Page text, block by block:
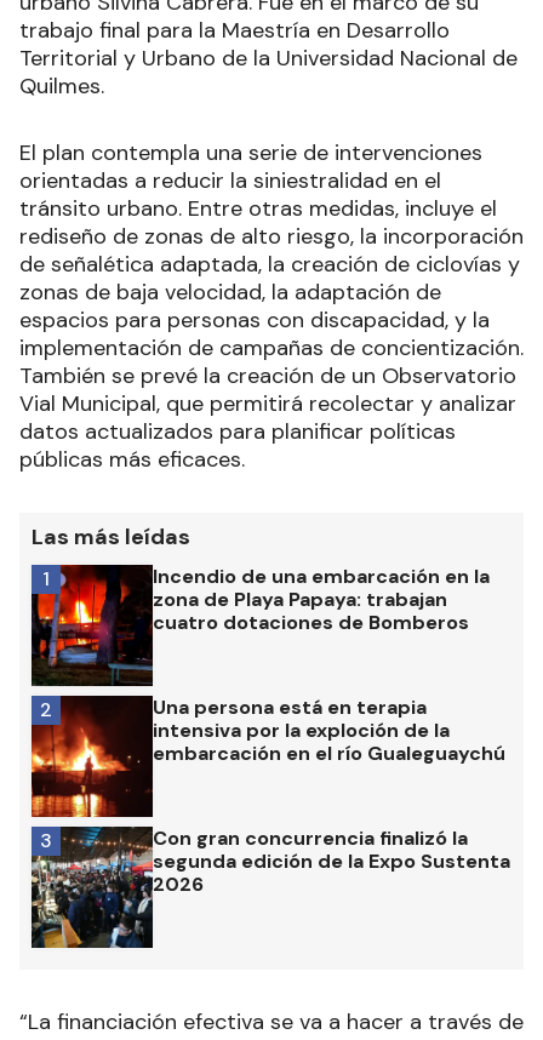
trabajo final para la Maestría en Desarrollo
Territorial y Urbano de la Universidad Nacional de
Quilmes.
El plan contempla una serie de intervenciones
orientadas a reducir la siniestralidad en el
tránsito urbano. Entre otras medidas, incluye el
rediseño de zonas de alto riesgo, la incorporación
de señalética adaptada, la creación de ciclovías y
zonas de baja velocidad, la adaptación de
espacios para personas con discapacidad, y la
implementación de campañas de concientización.
También se prevé la creación de un Observatorio
Vial Municipal, que permitirá recolectar y analizar
datos actualizados para planificar políticas
públicas más eficaces.
Las más leídas
Incendio de una embarcación en la
zona de Playa Papaya: trabajan
cuatro dotaciones de Bomberos
1
Una persona está en terapia
intensiva por la exploción de la
embarcación en el río Gualeguaychú
2
Con gran concurrencia finalizó la
segunda edición de la Expo Sustenta
2026
3
“La financiación efectiva se va a hacer a través de